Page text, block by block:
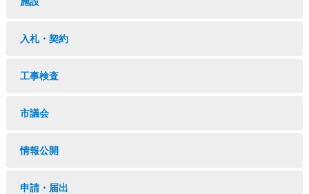
入札・契約
工事検査
市議会
情報公開
申請・届出